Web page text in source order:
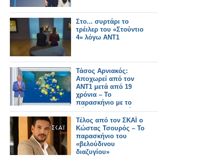
Στο... συρτάρι το
τρέιλερ του «Στούντιο
4» λόγω ΑΝΤ1
Τάσος Αρνιακός:
Αποχωρεί από τον
ΑΝΤ1 μετά από 19
χρόνια – Το
παρασκήνιο με το
πάρτι που δεν πήγε
ποτέ
Τέλος από τον ΣΚΑΪ ο
Κώστας Τσουρός – Το
παρασκήνιο του
«βελούδινου
διαζυγίου»